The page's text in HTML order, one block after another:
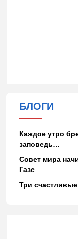
БЛОГИ
Каждое утро
заповедь…
Совет мира
Газе
Три